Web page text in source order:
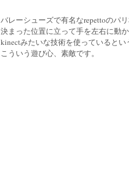
バレーシューズで有名なrepettoのパ
決まった位置に立って手を左右に動
kinectみたいな技術を使っているとい
こういう遊び心、素敵です。